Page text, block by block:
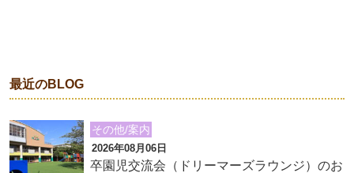
最近のBLOG
その他/案内
2026年08月06日
卒園児交流会（ドリーマーズラウンジ）のお